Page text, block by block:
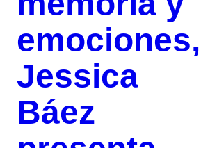
emociones,
Jessica
Báez